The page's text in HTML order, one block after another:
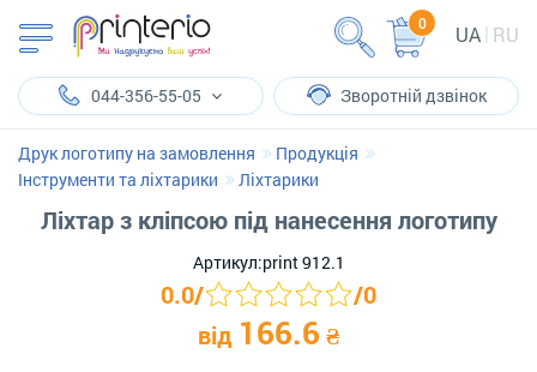
UA RU
0
044-356-55-05 Зворотній дзвінок
Друк логотипу на замовлення
Продукція
Інструменти та ліхтарики
Ліхтарики
Ліхтар з кліпсою під нанесення логотипу
Артикул:print 912.1
0.0/ /0
від 166.6 ₴